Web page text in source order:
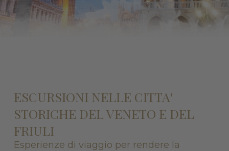
ESCURSIONI NELLE CITTA'
STORICHE DEL VENETO E DEL
FRIULI
Esperienze di viaggio per rendere la